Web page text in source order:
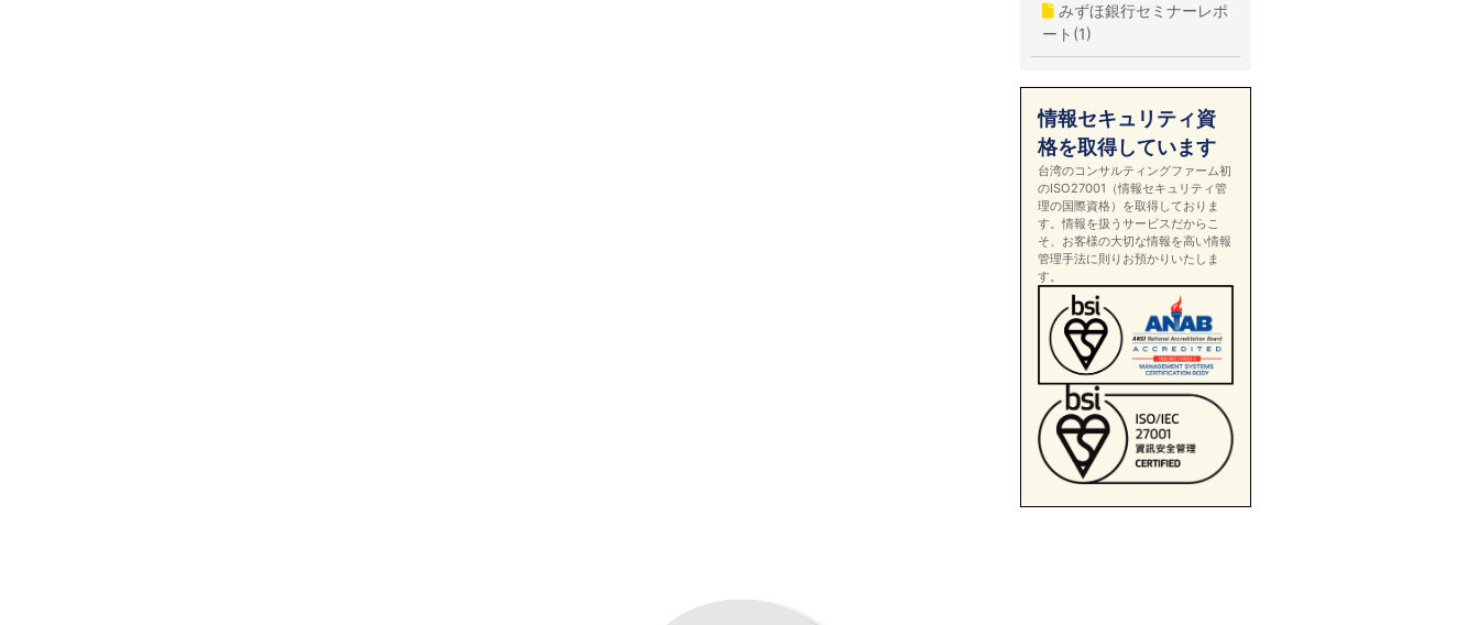
みずほ銀行セミナーレポ
ート(1)
情報セキュリティ資
格を取得しています
台湾のコンサルティングファーム初
のISO27001（情報セキュリティ管
理の国際資格）を取得しておりま
す。情報を扱うサービスだからこ
そ、お客様の大切な情報を高い情報
管理手法に則りお預かりいたしま
す。